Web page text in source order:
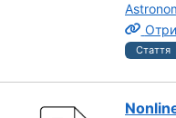
Стаття